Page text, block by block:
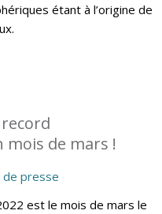
étant à l’origine de
mois de mars !
de presse
est le mois de mars le